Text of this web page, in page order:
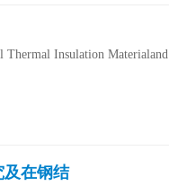
Insulation Materialand
在钢结